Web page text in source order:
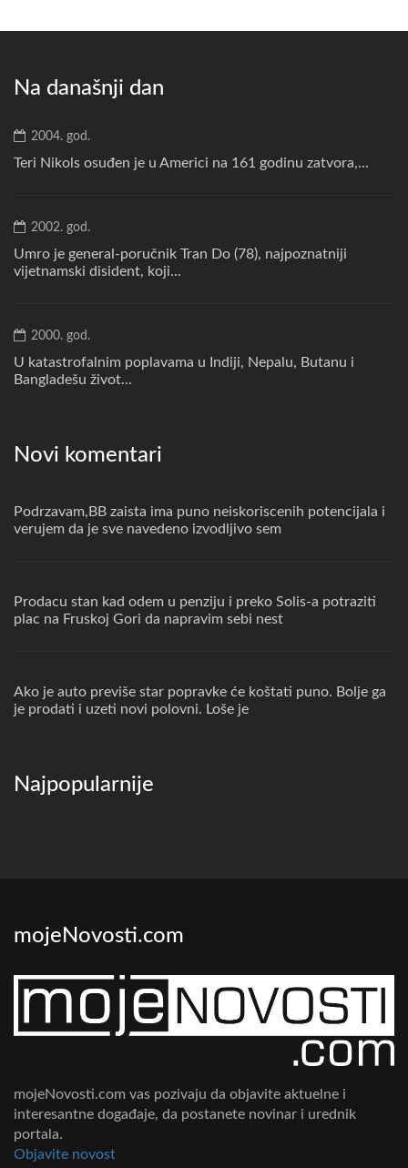
Na današnji dan
2004. god.
Teri Nikols osuđen je u Americi na 161 godinu zatvora,...
2002. god.
Umro je general-poručnik Tran Do (78), najpoznatniji
vijetnamski disident, koji...
2000. god.
U katastrofalnim poplavama u Indiji, Nepalu, Butanu i
Bangladešu život...
Novi komentari
Podrzavam,BB zaista ima puno neiskoriscenih potencijala i
verujem da je sve navedeno izvodljivo sem
Prodacu stan kad odem u penziju i preko Solis-a potraziti
plac na Fruskoj Gori da napravim sebi nest
Ako je auto previše star popravke će koštati puno. Bolje ga
je prodati i uzeti novi polovni. Loše je
Najpopularnije
mojeNovosti.com
mojeNovosti.com vas pozivaju da objavite aktuelne i
interesantne događaje, da postanete novinar i urednik
portala.
Objavite novost